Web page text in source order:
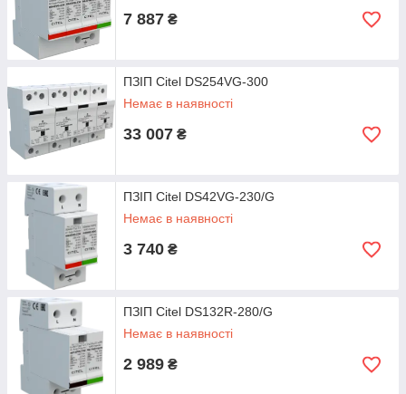
7 887 ₴
ПЗІП Citel DS254VG-300
Немає в наявності
33 007 ₴
ПЗІП Citel DS42VG-230/G
Немає в наявності
3 740 ₴
ПЗІП Citel DS132R-280/G
Немає в наявності
2 989 ₴